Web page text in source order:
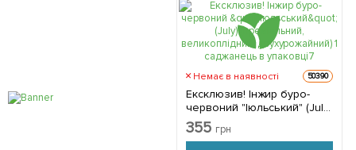
Немає в наявності 50390
Ексклюзив! Інжир буро-
червоний "Іюльський" (July)
(преміальний,
великоплідний,
355 грн